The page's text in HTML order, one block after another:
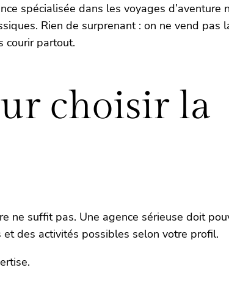
spécialisée dans les voyages d’aventure
Rien de surprenant : on ne vend pas
courir partout.
choisir la
ne suffit pas. Une agence sérieuse doit
des activités possibles selon votre profil.